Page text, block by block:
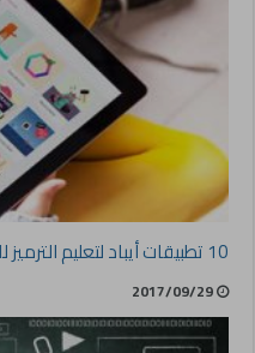
10 تطبيقات أيباد لتعليم الترميز للأطفال
2017/09/29